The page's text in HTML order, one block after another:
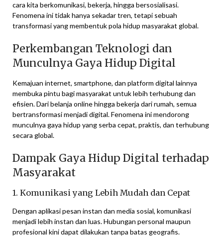
cara kita berkomunikasi, bekerja, hingga bersosialisasi.
Fenomena ini tidak hanya sekadar tren, tetapi sebuah
transformasi yang membentuk pola hidup masyarakat global.
Perkembangan Teknologi dan
Munculnya Gaya Hidup Digital
Kemajuan internet, smartphone, dan platform digital lainnya
membuka pintu bagi masyarakat untuk lebih terhubung dan
efisien. Dari belanja online hingga bekerja dari rumah, semua
bertransformasi menjadi digital. Fenomena ini mendorong
munculnya gaya hidup yang serba cepat, praktis, dan terhubung
secara global.
Dampak Gaya Hidup Digital terhadap
Masyarakat
1. Komunikasi yang Lebih Mudah dan Cepat
Dengan aplikasi pesan instan dan media sosial, komunikasi
menjadi lebih instan dan luas. Hubungan personal maupun
profesional kini dapat dilakukan tanpa batas geografis.